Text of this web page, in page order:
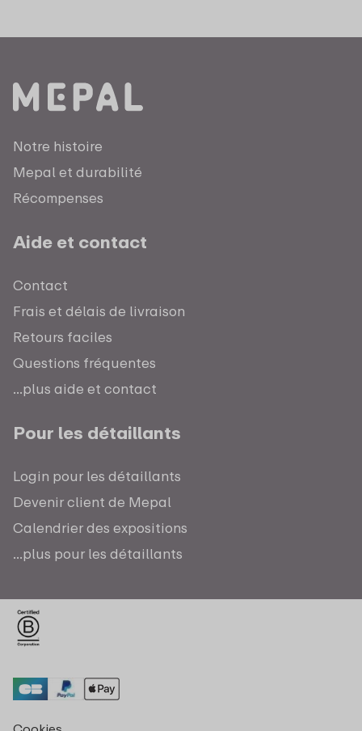
Notre histoire
Mepal et durabilité
Récompenses
Aide et contact
Contact
Frais et délais de livraison
Retours faciles
Questions fréquentes
...plus aide et contact
Pour les détaillants
Login pour les détaillants
Devenir client de Mepal
Calendrier des expositions
...plus pour les détaillants